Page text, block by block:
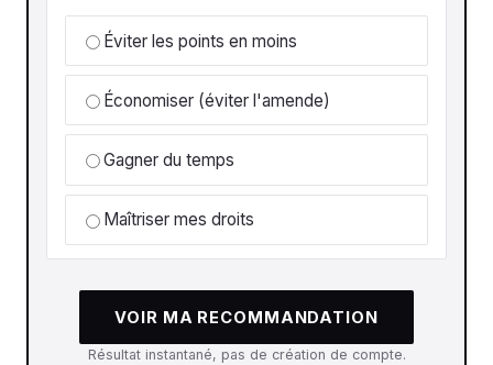
Éviter les points en moins
Économiser (éviter l'amende)
Gagner du temps
Maîtriser mes droits
VOIR MA RECOMMANDATION
Résultat instantané, pas de création de compte.